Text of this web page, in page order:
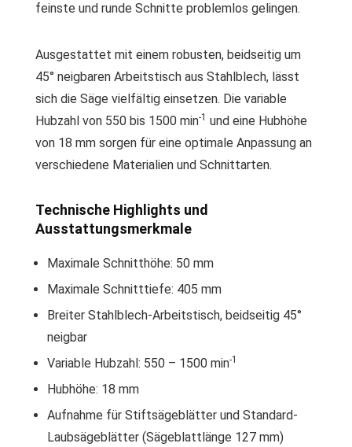
feinste und runde Schnitte problemlos gelingen.
Ausgestattet mit einem robusten, beidseitig um
45° neigbaren Arbeitstisch aus Stahlblech, lässt
sich die Säge vielfältig einsetzen. Die variable
Hubzahl von 550 bis 1500 min-1 und eine Hubhöhe
von 18 mm sorgen für eine optimale Anpassung an
verschiedene Materialien und Schnittarten.
Technische Highlights und
Ausstattungsmerkmale
Maximale Schnitthöhe: 50 mm
Maximale Schnitttiefe: 405 mm
Breiter Stahlblech-Arbeitstisch, beidseitig 45°
neigbar
Variable Hubzahl: 550 – 1500 min-1
Hubhöhe: 18 mm
Aufnahme für Stiftsägeblätter und Standard-
Laubsägeblätter (Sägeblattlänge 127 mm)